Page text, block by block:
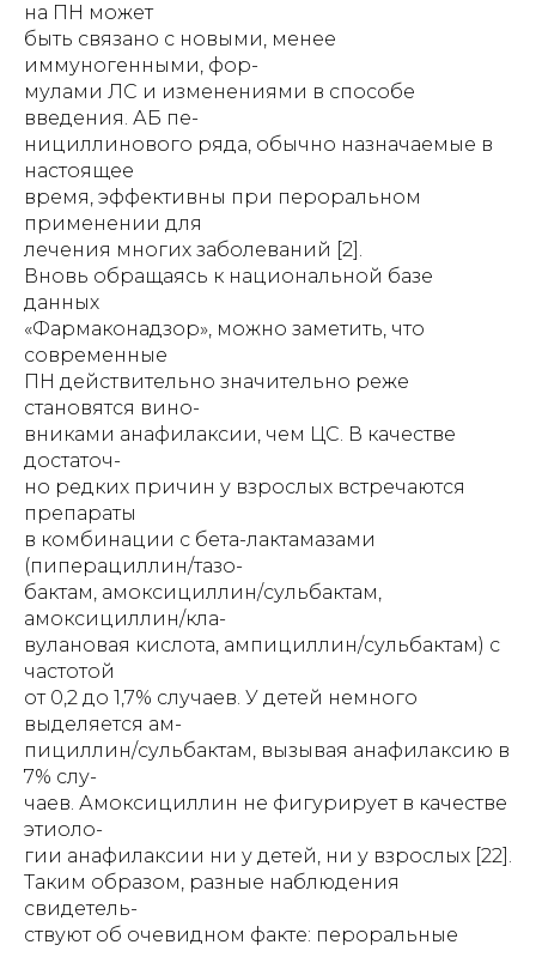
на ПН может
быть связано с новыми, менее
иммуногенными, фор-
мулами ЛС и изменениями в способе
введения. АБ пе-
нициллинового ряда, обычно назначаемые в
настоящее
время, эффективны при пероральном
применении для
лечения многих заболеваний [2].
Вновь обращаясь к национальной базе
данных
«Фармаконадзор», можно заметить, что
современные
ПН действительно значительно реже
становятся вино-
вниками анафилаксии, чем ЦС. В качестве
достаточ-
но редких причин у взрослых встречаются
препараты
в комбинации с бета-лактамазами
(пиперациллин/тазо-
бактам, амоксициллин/сульбактам,
амоксициллин/кла-
вулановая кислота, ампициллин/сульбактам) с
частотой
от 0,2 до 1,7% случаев. У детей немного
выделяется ам-
пициллин/сульбактам, вызывая анафилаксию в
7% слу-
чаев. Амоксициллин не фигурирует в качестве
этиоло-
гии анафилаксии ни у детей, ни у взрослых [22].
Таким образом, разные наблюдения
свидетель-
ствуют об очевидном факте: пероральные